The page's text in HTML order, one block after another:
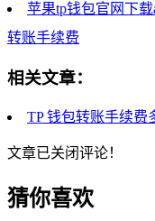
苹果tp钱包官网下载
转账手续费
相关文章：
TP 钱包转账手续费
文章已关闭评论！
猜你喜欢